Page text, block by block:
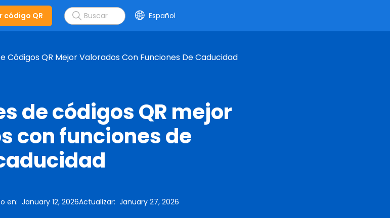
código QR Español
Códigos QR Mejor Valorados Con Funciones De Caducidad
de códigos QR mejor
con funciones de
en: January 12, 2026Actualizar: January 27, 2026